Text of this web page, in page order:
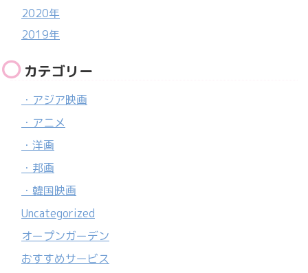
2020年
2019年
カテゴリー
・アジア映画
・アニメ
・洋画
・邦画
・韓国映画
Uncategorized
オープンガーデン
おすすめサービス